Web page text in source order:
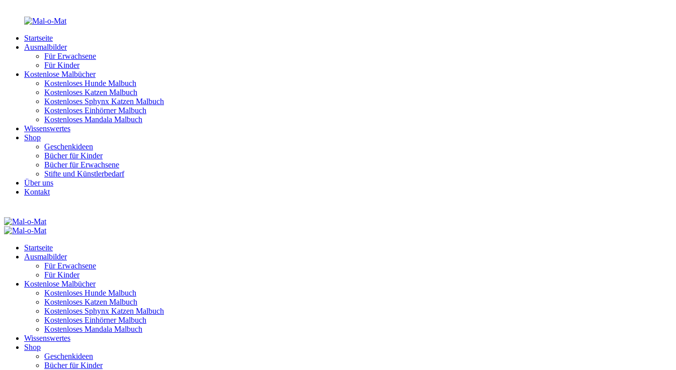
Startseite
Ausmalbilder
Für Erwachsene
Für Kinder
Kostenlose Malbücher
Kostenloses Hunde Malbuch
Kostenloses Katzen Malbuch
Kostenloses Sphynx Katzen Malbuch
Kostenloses Einhörner Malbuch
Kostenloses Mandala Malbuch
Wissenswertes
Shop
Geschenkideen
Bücher für Kinder
Bücher für Erwachsene
Stifte und Künstlerbedarf
Über uns
Kontakt
Startseite
Ausmalbilder
Für Erwachsene
Für Kinder
Kostenlose Malbücher
Kostenloses Hunde Malbuch
Kostenloses Katzen Malbuch
Kostenloses Sphynx Katzen Malbuch
Kostenloses Einhörner Malbuch
Kostenloses Mandala Malbuch
Wissenswertes
Shop
Geschenkideen
Bücher für Kinder